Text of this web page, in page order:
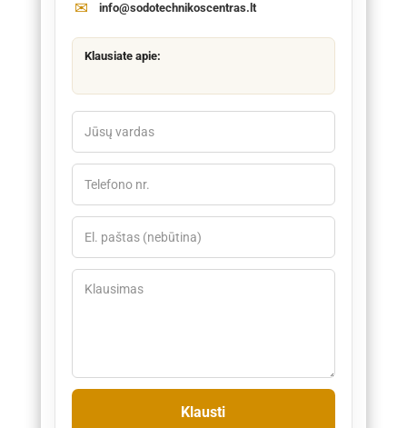
info@sodotechnikoscentras.lt
Klausiate apie: